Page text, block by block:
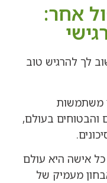
אחר:
לך להרגיש טוב
משתמשות
בעולם,
כל אישה היא עולם
מעמיק של